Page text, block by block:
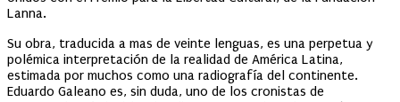
Lanna.
Su obra, traducida a mas de veinte lenguas, es una perpetua y
polémica interpretación de la realidad de América Latina,
estimada por muchos como una radiografía del continente.
Eduardo Galeano es, sin duda, uno de los cronistas de